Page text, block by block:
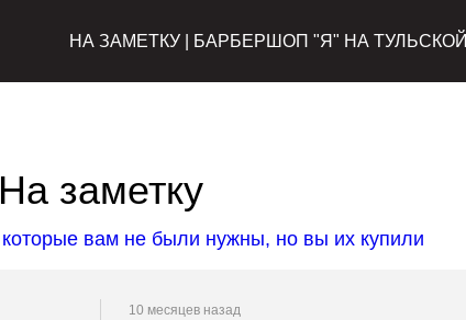
НА ЗАМЕТКУ | БАРБЕРШОП "Я" НА ТУЛЬСКОЙ
На заметку
10 месяцев назад